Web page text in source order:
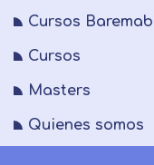
Cursos
Cursos
Masters
Quienes somos